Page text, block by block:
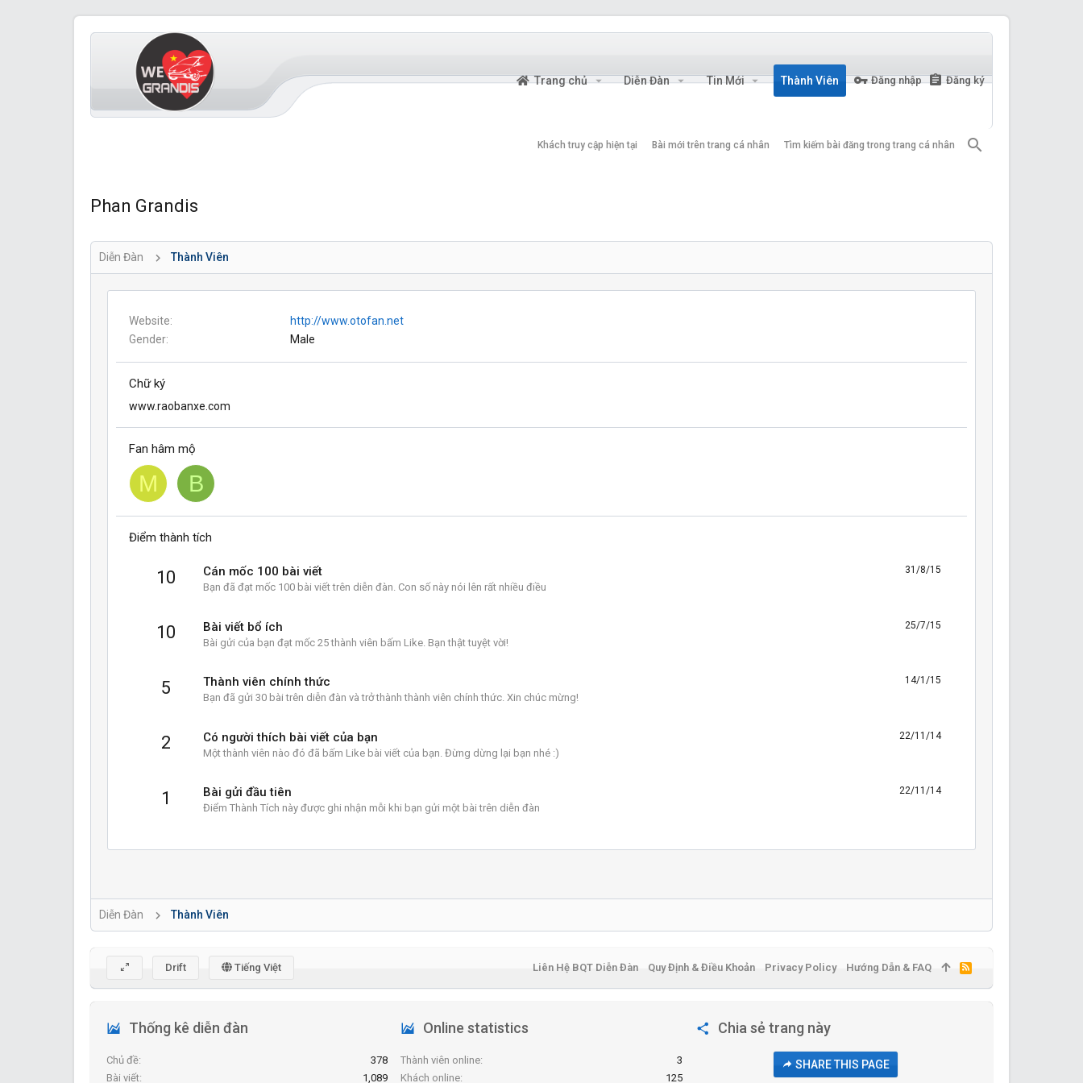
Trang chủ Diễn Đàn Tin Mới Thành Viên Đăng nhập Đăng ký
Khách truy cập hiện tại Bài mới trên trang cá nhân Tìm kiếm bài đăng trong trang cá nhân
Phan Grandis
Diễn Đàn Thành Viên
Website
http://www.otofan.net
Gender
Male
Chữ ký
www.raobanxe.com
Fan hâm mộ
M B
Điểm thành tích
10 31/8/15
Cán mốc 100 bài viết
Bạn đã đạt mốc 100 bài viết trên diễn đàn. Con số này nói lên rất nhiều điều
10 25/7/15
Bài viết bổ ích
Bài gửi của bạn đạt mốc 25 thành viên bấm Like. Bạn thật tuyệt vời!
5 14/1/15
Thành viên chính thức
Bạn đã gửi 30 bài trên diễn đàn và trở thành thành viên chính thức. Xin chúc mừng!
2 22/11/14
Có người thích bài viết của bạn
Một thành viên nào đó đã bấm Like bài viết của bạn. Đừng dừng lại bạn nhé :)
1 22/11/14
Bài gửi đầu tiên
Điểm Thành Tích này được ghi nhận mỗi khi bạn gửi một bài trên diễn đàn
Diễn Đàn Thành Viên
Thống kê diễn đàn
Chủ đề
378
Bài viết
1,089
Online statistics
Thành viên online
3
Khách online
125
Chia sẻ trang này
SHARE THIS PAGE
Drift Tiếng Việt Liên Hệ BQT Diễn Đàn Quy Định & Điều Khoản Privacy Policy Hướng Dẫn & FAQ
R
S
S